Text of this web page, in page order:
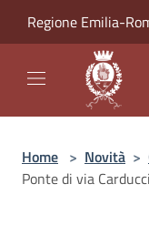
Regione Emilia-
Home > Novità >
Ponte di via